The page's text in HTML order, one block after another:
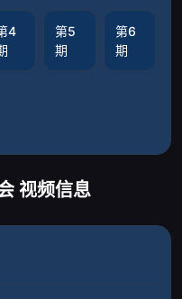
4
第5
期
第6
期
视频信息